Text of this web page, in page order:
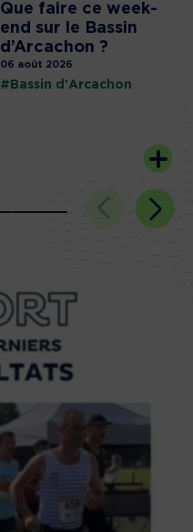
Que faire ce week-
end sur le Bassin
d’Arcachon ?
06 août 2026
#Bassin d'Arcachon